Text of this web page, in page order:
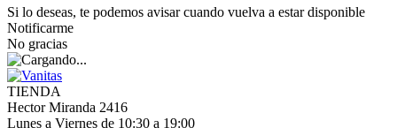
Si lo deseas, te podemos avisar cuando vuelva a estar disponible
Notificarme
No gracias
TIENDA
Hector Miranda 2416
Lunes a Viernes de 10:30 a 19:00